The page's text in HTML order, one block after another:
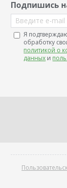
Подпишись
Введите e-mail
Я
обработку
политикой о
данных и